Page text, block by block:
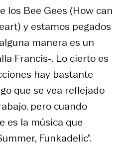
los Bee Gees (How can
y estamos pegados
manera es un
Francis-. Lo cierto es
hay bastante
que se vea reflejado
pero cuando
es la música que
Funkadelic”.